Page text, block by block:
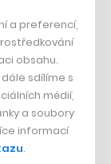
a preferencí,
obsahu.
sdílíme s
médií,
a soubory
informací
.